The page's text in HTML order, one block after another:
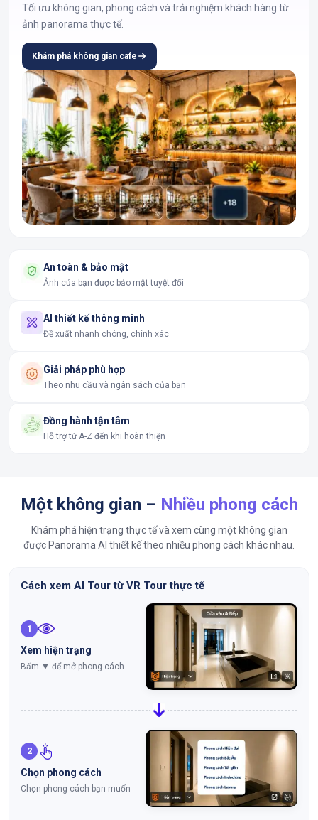
Tối ưu không gian, phong cách và trải nghiệm khách hàng từ
ảnh panorama thực tế.
Khám phá không gian cafe
An toàn & bảo mật
Ảnh của bạn được bảo mật tuyệt đối
AI thiết kế thông minh
Đề xuất nhanh chóng, chính xác
Giải pháp phù hợp
Theo nhu cầu và ngân sách của bạn
Đồng hành tận tâm
Hỗ trợ từ A-Z đến khi hoàn thiện
Một không gian – Nhiều phong cách
Khám phá hiện trạng thực tế và xem cùng một không gian
được Panorama AI thiết kế theo nhiều phong cách khác nhau.
Cách xem AI Tour từ VR Tour thực tế
1
Xem hiện trạng
Bấm ▼ để mở phong cách
2
Chọn phong cách
Chọn phong cách bạn muốn